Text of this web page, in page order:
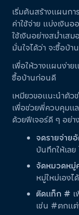
เริ่มต้นสร้างแผนกา
ค่าใช้จ่าย แบ่งเงิน
ใช้เงินอย่างสม่ำเส
มั่นใจได้ว่า จะซื้อบ้า
เพื่อให้วางแผนง่าย
ซื้อบ้านก่อนดี
เหมียวขอแนะนำตัว
เพื่อช่วยพี่ควบคุมแ
ด้วยฟีเจอร์ดี ๆ อย่าง
จดรายจ่าย
บันทึกให้เลย
จัดหมวดหมู่
หมู่ใหม่เองไ
ติดแท็ก #
เช่น #ตกแ